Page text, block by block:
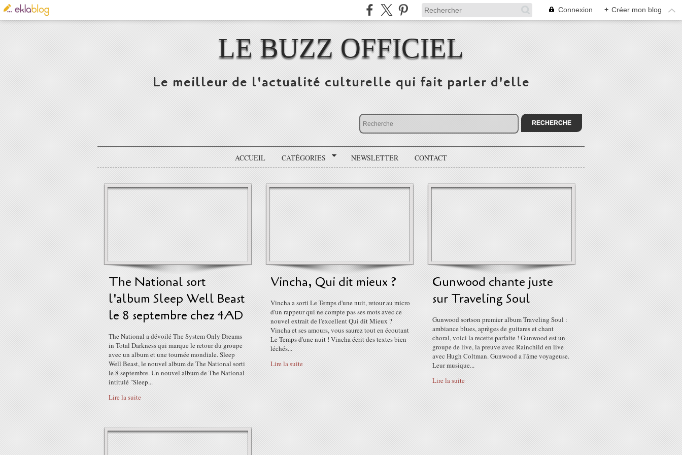
Connexion + Créer mon blog
LE BUZZ OFFICIEL
Le meilleur de l'actualité culturelle qui fait parler d'elle
ACCUEIL CATÉGORIES NEWSLETTER CONTACT
The National sort
l'album Sleep Well Beast
le 8 septembre chez 4AD
The National a dévoilé The System Only Dreams
in Total Darkness qui marque le retour du groupe
avec un album et une tournée mondiale. Sleep
Well Beast, le nouvel album de The National sorti
le 8 septembre. Un nouvel album de The National
intitulé "Sleep...
Lire la suite
Vincha, Qui dit mieux ?
Vincha a sorti Le Temps d'une nuit, retour au micro
d'un rappeur qui ne compte pas ses mots avec ce
nouvel extrait de l'excellent Qui dit Mieux ?
Vincha et ses amours, vous saurez tout en écoutant
Le Temps d'une nuit ! Vincha écrit des textes bien
léchés...
Lire la suite
Gunwood chante juste
sur Traveling Soul
Gunwood sortson premier album Traveling Soul :
ambiance blues, aprèges de guitares et chant
choral, voici la recette parfaite ! Gunwood est un
groupe de live, la preuve avec Rainchild en live
avec Hugh Coltman. Gunwood a l'âme voyageuse.
Leur musique...
Lire la suite